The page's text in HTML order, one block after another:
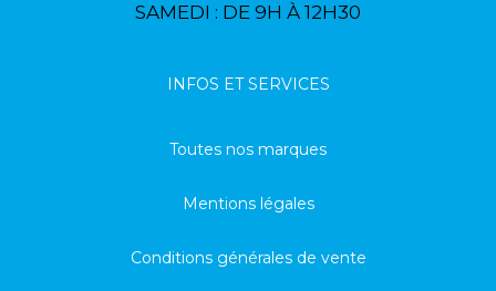
SAMEDI : DE 9H À 12H30
INFOS ET SERVICES
Toutes nos marques
Mentions légales
Conditions générales de vente